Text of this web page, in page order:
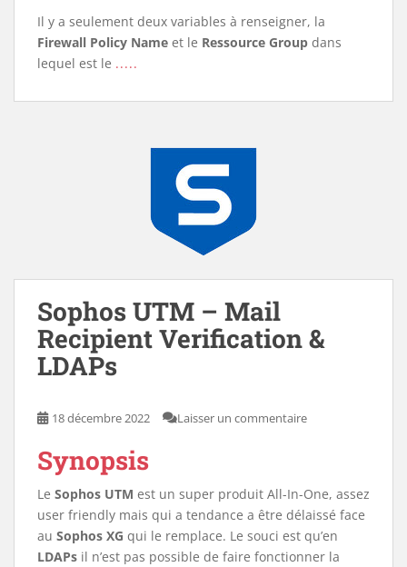
Il y a seulement deux variables à renseigner, la
Firewall Policy Name et le Ressource Group dans
lequel est le .....
Sophos UTM – Mail
Recipient Verification &
LDAPs
18 décembre 2022 Laisser un commentaire
Synopsis
Le Sophos UTM est un super produit All-In-One, assez
user friendly mais qui a tendance a être délaissé face
au Sophos XG qui le remplace. Le souci est qu’en
LDAPs il n’est pas possible de faire fonctionner la